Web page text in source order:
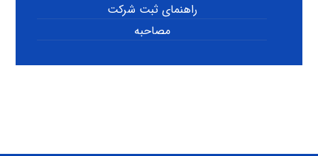
راهنمای ثبت شرکت
مصاحبه